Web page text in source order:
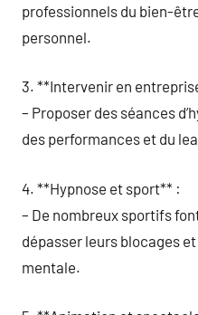
professionnels du bien-
personnel.
3. **Intervenir en
– Proposer des séances
des performances et du
4. **Hypnose et sport** :
– De nombreux sportifs
dépasser leurs blocages
mentale.